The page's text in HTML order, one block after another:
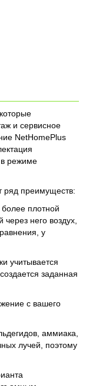
и сервисное
NetHomePlus
в режиме
ряд преимуществ:
плотной
него воздух,
у
учитывается
заданная
с вашего
аммиака,
лучей, поэтому